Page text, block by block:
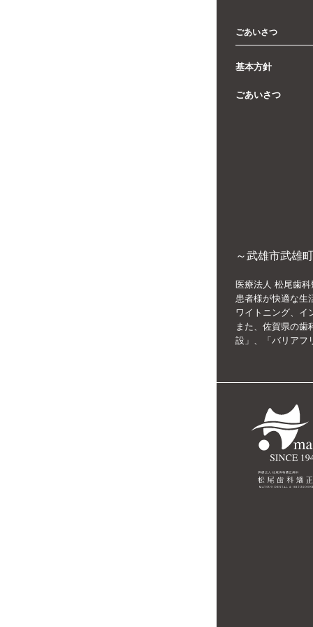
ごあいさつ
基本方針
ごあいさつ
～武雄市武雄
医療法人 松尾歯
患者様が快適な生
ワイトニング、イ
また、佐賀県の
設」、「バリアフ